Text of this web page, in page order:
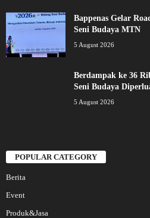
Bappenas Gelar
Seni Budaya MTN
5 August 2026
Berdampak ke 36
Seni Budaya
5 August 2026
POPULAR CATEGORY
Berita
Event
Produk&Jasa